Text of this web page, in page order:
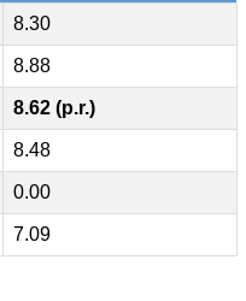
8.30
8.88
8.62 (p.r.)
8.48
0.00
7.09